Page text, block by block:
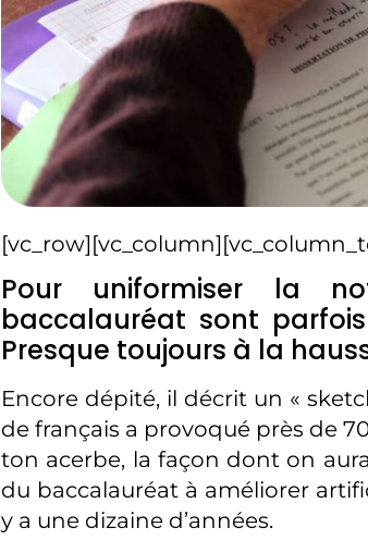
Pour uniformiser la
baccalauréat sont
Presque toujours à la
Encore dépité, il décrit un «
de français a provoqué près de
ton acerbe, la façon dont on
du baccalauréat à améliorer
y a une dizaine d’années.